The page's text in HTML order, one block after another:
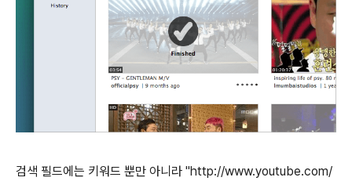
검색 필드에는 키워드 뿐만 아니라 "http://www.youtube.com/